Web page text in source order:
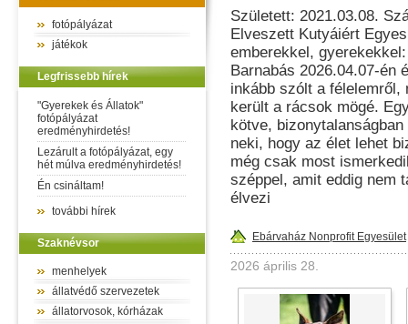
fotópályázat
játékok
Legfrissebb hírek
"Gyerekek és Állatok"
fotópályázat
eredményhirdetés!
Lezárult a fotópályázat, egy
hét múlva eredményhirdetés!
Én csináltam!
további hírek
Szaknévsor
menhelyek
állatvédő szervezetek
állatorvosok, kórházak
Született: 2021.03.08.
Elveszett Kutyáiért
emberekkel,
Barnabás 2026.04.07-én
inkább szólt a
került a rácsok mögé.
kötve,
neki, hogy az élet lehet
még csak most
széppel, amit eddig nem
élvezi
Ebárvaház Nonprofit Egyesület
2026 április 28.